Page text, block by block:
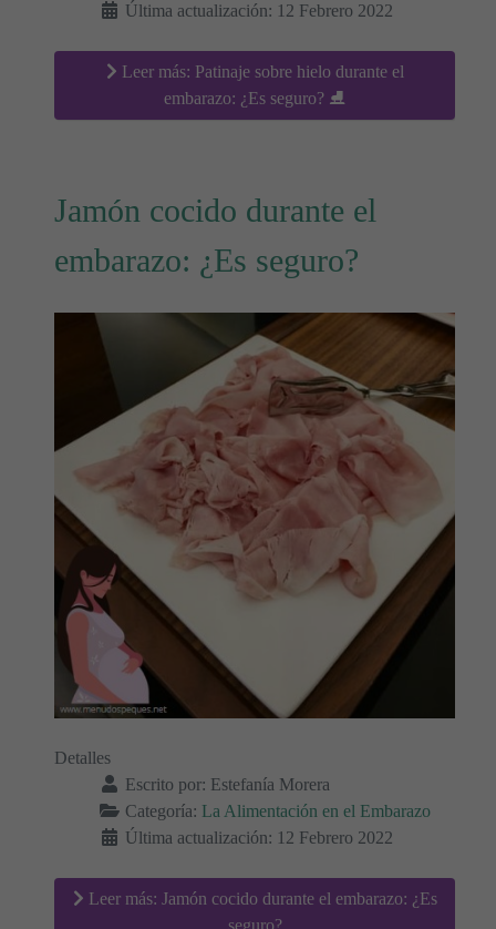
Última actualización: 12 Febrero 2022
Leer más: Patinaje sobre hielo durante el
embarazo: ¿Es seguro? ⛸
Jamón cocido durante el
embarazo: ¿Es seguro?
Detalles
Escrito por: Estefanía Morera
Categoría: La Alimentación en el Embarazo
Última actualización: 12 Febrero 2022
Leer más: Jamón cocido durante el embarazo: ¿Es
seguro?